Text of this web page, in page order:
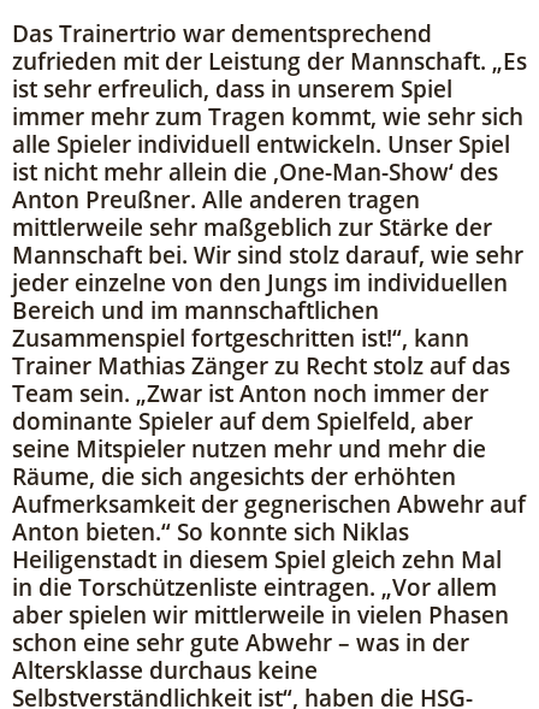
Das Trainertrio war dementsprechend
zufrieden mit der Leistung der Mannschaft. „Es
ist sehr erfreulich, dass in unserem Spiel
immer mehr zum Tragen kommt, wie sehr sich
alle Spieler individuell entwickeln. Unser Spiel
ist nicht mehr allein die ,One-Man-Show‘ des
Anton Preußner. Alle anderen tragen
mittlerweile sehr maßgeblich zur Stärke der
Mannschaft bei. Wir sind stolz darauf, wie sehr
jeder einzelne von den Jungs im individuellen
Bereich und im mannschaftlichen
Zusammenspiel fortgeschritten ist!“, kann
Trainer Mathias Zänger zu Recht stolz auf das
Team sein. „Zwar ist Anton noch immer der
dominante Spieler auf dem Spielfeld, aber
seine Mitspieler nutzen mehr und mehr die
Räume, die sich angesichts der erhöhten
Aufmerksamkeit der gegnerischen Abwehr auf
Anton bieten.“ So konnte sich Niklas
Heiligenstadt in diesem Spiel gleich zehn Mal
in die Torschützenliste eintragen. „Vor allem
aber spielen wir mittlerweile in vielen Phasen
schon eine sehr gute Abwehr – was in der
Altersklasse durchaus keine
Selbstverständlichkeit ist“, haben die HSG-